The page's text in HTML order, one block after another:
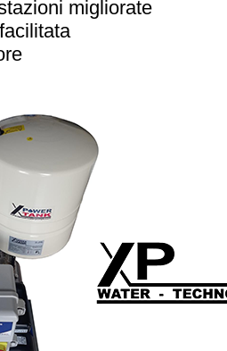
migliorate